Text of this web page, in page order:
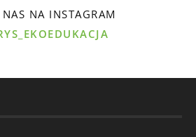
NA INSTAGRAM